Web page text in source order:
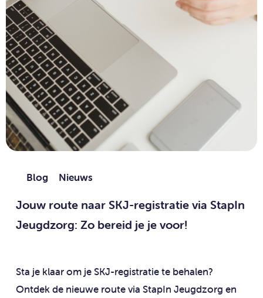
Blog Nieuws
Jouw route naar SKJ-registratie via StapIn
Jeugdzorg: Zo bereid je je voor!
Sta je klaar om je SKJ-registratie te behalen?
Ontdek de nieuwe route via StapIn Jeugdzorg en